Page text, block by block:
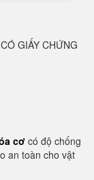
GIẤY CHỨNG
cơ có độ chống
an toàn cho vật